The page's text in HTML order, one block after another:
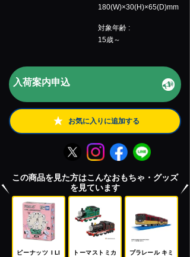
180(W)×30(H)×65(D)mm
対象年齢 :
15歳～
入荷案内申込
お気に入りに追加する
この商品を見た方はこんなおもちゃ・グッズ
を見ています
ピーナッツ I LI
トーマストミカ
プラレール キミ